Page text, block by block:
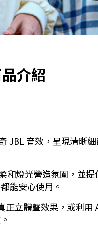
介紹
JBL 音效，呈現清晰
燈光營造氛圍，並
能安心使用。
立體聲效果，或利